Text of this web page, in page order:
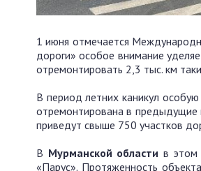
1 июня отмечается
дороги» особое внимание
отремонтировать 2,3 тыс. км
В период летних каникул
отремонтирована в предыдущие
приведут свыше 750 участков
В Мурманской области в этом
«Парус». Протяженность